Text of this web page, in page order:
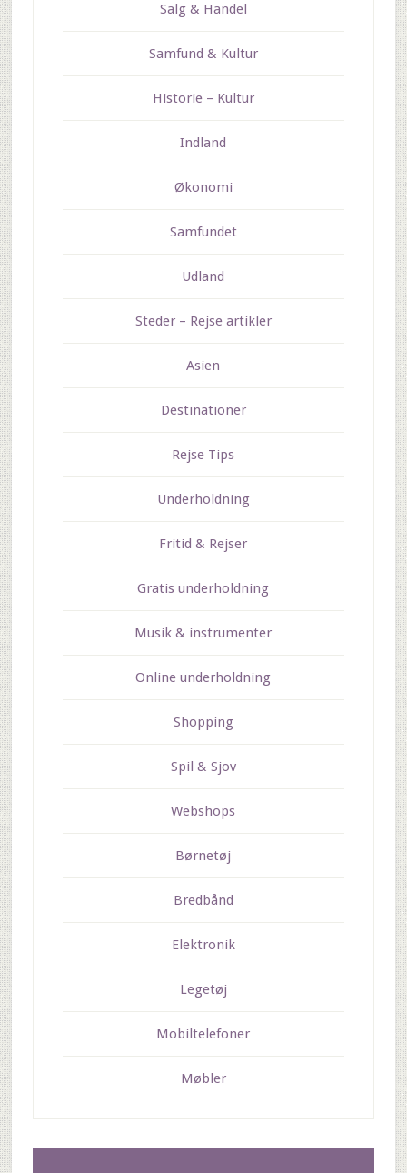
Salg & Handel
Samfund & Kultur
Historie – Kultur
Indland
Økonomi
Samfundet
Udland
Steder – Rejse artikler
Asien
Destinationer
Rejse Tips
Underholdning
Fritid & Rejser
Gratis underholdning
Musik & instrumenter
Online underholdning
Shopping
Spil & Sjov
Webshops
Børnetøj
Bredbånd
Elektronik
Legetøj
Mobiltelefoner
Møbler